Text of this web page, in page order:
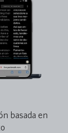
basada en